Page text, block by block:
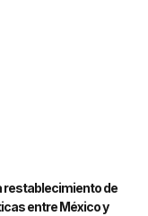
restablecimiento de
entre México y